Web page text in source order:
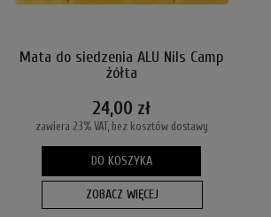
Mata do siedzenia ALU Nils Camp
żółta
24,00 zł
zawiera 23% VAT, bez kosztów dostawy
DO KOSZYKA
ZOBACZ WIĘCEJ